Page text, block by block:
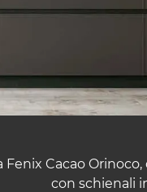
Fenix Cacao
con schienali